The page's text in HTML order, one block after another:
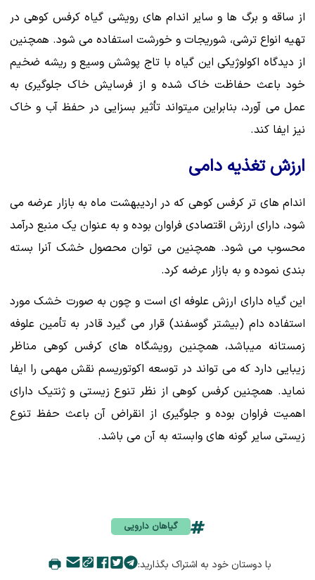
از ساقه و برگ ها و سایر اندام های رویشی گیاه کرفس کوهی در
تهیه انواع ترشی، شوریجات و خورشت استفاده می شود. همچنین
از دیدگاه اکولوژیکی این گیاه با تاج پوشش وسیع و ریشه ضخیم
خود باعث حفاظت خاک شده و از فرسایش خاک جلوگیری به
عمل می آورد، بنابراین میتواند تأثیر بسزایی در حفظ آب و خاک
نیز ایفا کند.
ارزش تغذیه دامی
اندام های تر کرفس کوهی که در اردیبهشت ماه به بازار عرضه می
شود، دارای ارزش اقتصادی فراوان بوده و به عنوان یک منبع درآمد
محسوب می شود. همچنین می توان محصول خشک آنرا بسته
بندی نموده و به بازار عرضه کرد.
این گیاه دارای ارزش علوفه ای است و چون به صورت خشک مورد
استفاده دام (بیشتر گوسفند) قرار می گیرد قادر به تأمین علوفه
زمستانه میباشد، همچنین رویشگاه های کرفس کوهی مناظر
زیبایی دارد که می تواند در توسعه اکوتوریسم نقش مهمی را ایفا
نماید. همچنین کرفس کوهی از نظر تنوع زیستی و ژنتیک دارای
اهمیت فراوان بوده و جلوگیری از انقراض آن باعث حفظ تنوع
زیستی سایر گونه های وابسته به آن می باشد.
گیاهان دارویی
با دوستان خود به اشتراک بگذارید: